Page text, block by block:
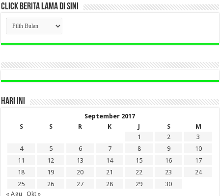
CLICK BERITA LAMA DI SINI
CLICK
BERITA
LAMA
DI
HARI INI
September 2017
S
S R K J S
M
1
2
3
4
5 6 7 8 9
10
11
12 13 14 15 16
17
18
19 20 21 22 23
24
25
26 27 28 29
30
« Agu
Okt »